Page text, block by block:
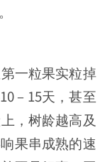
一粒果实粒掉
– 15天，甚至
，树龄越高及
果串成熟的速